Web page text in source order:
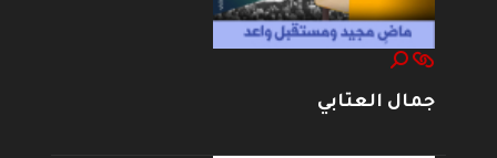
جمال العتابي